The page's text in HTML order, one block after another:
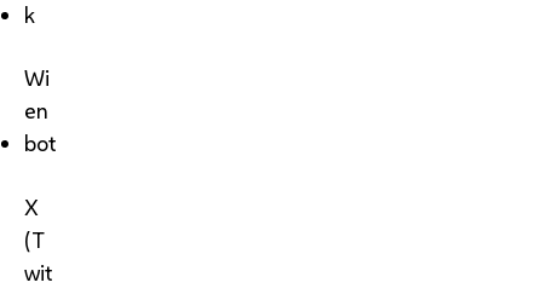
k
Wi
en
bot
X
(T
wit